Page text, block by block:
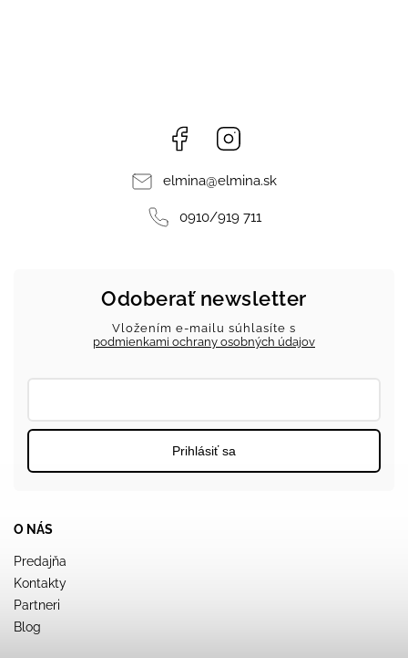
Facebook
elmina@elmina.sk
0910/919 711
O NÁS
Predajňa
Kontakty
Partneri
Blog
Odoberať newsletter
Vložením e-mailu súhlasíte s
podmienkami ochrany osobných údajov
Prihlásiť sa